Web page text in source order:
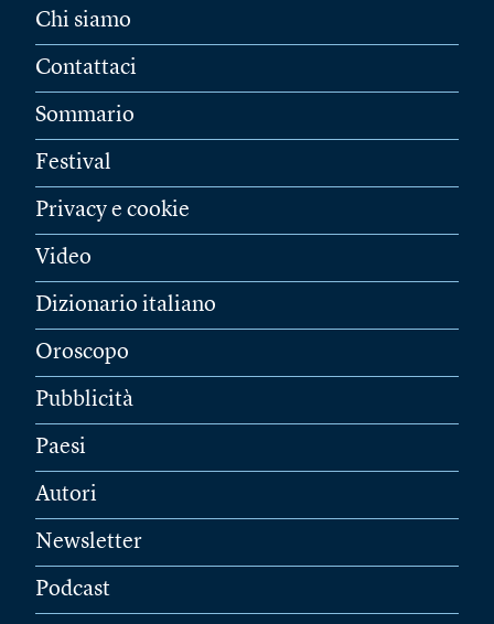
Chi siamo
Contattaci
Sommario
Festival
Privacy e cookie
Video
Dizionario italiano
Oroscopo
Pubblicità
Paesi
Autori
Newsletter
Podcast